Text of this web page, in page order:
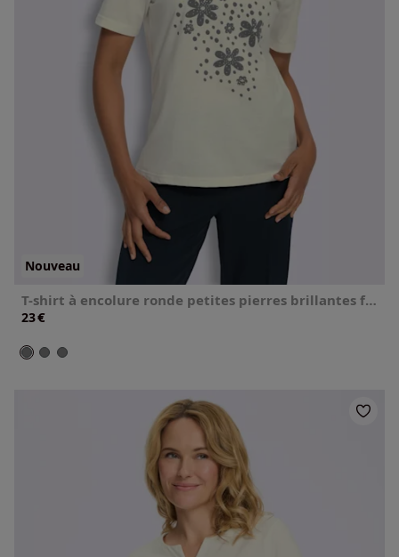
Nouveau
T-shirt à encolure ronde petites pierres brillantes fantaisie
23€